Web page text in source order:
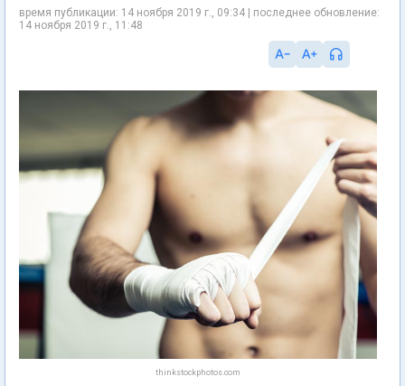
время публикации: 14 ноября 2019 г., 09:34 | последнее обновление:
14 ноября 2019 г., 11:48
thinkstockphotos.com